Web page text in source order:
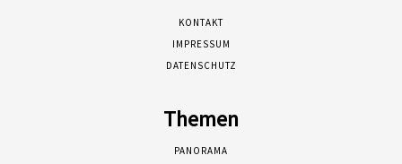
KONTAKT
IMPRESSUM
DATENSCHUTZ
Themen
PANORAMA